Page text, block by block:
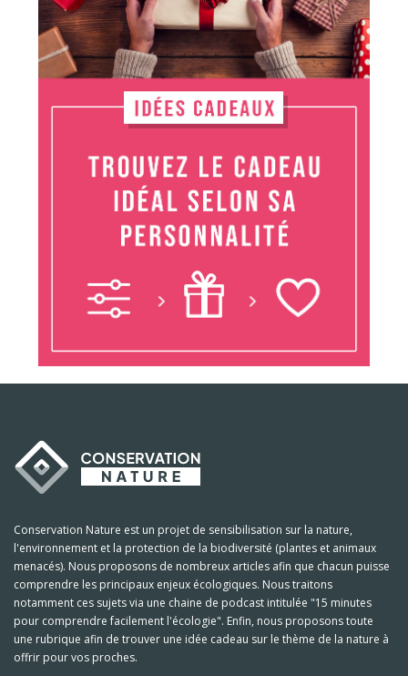
Conservation Nature est un projet de sensibilisation sur la nature,
l'environnement et la protection de la biodiversité (plantes et animaux
menacés). Nous proposons de nombreux articles afin que chacun puisse
comprendre les principaux enjeux écologiques. Nous traitons
notamment ces sujets via une chaine de podcast intitulée "15 minutes
pour comprendre facilement l'écologie". Enfin, nous proposons toute
une rubrique afin de trouver une idée cadeau sur le thème de la nature à
offrir pour vos proches.